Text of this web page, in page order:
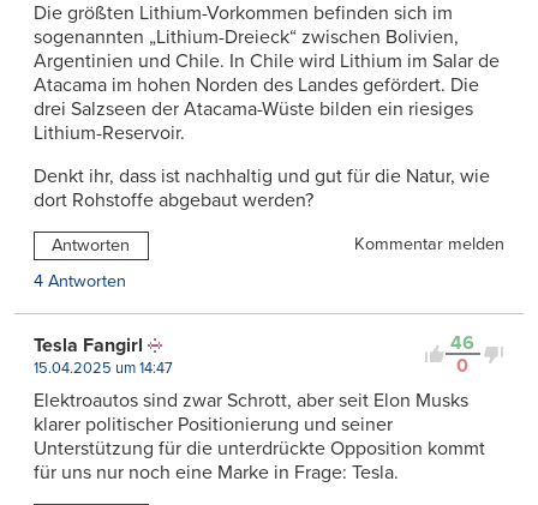
Die größten Lithium-Vorkommen befinden sich im
sogenannten „Lithium-Dreieck“ zwischen Bolivien,
Argentinien und Chile. In Chile wird Lithium im Salar de
Atacama im hohen Norden des Landes gefördert. Die
drei Salzseen der Atacama-Wüste bilden ein riesiges
Lithium-Reservoir.
Denkt ihr, dass ist nachhaltig und gut für die Natur, wie
dort Rohstoffe abgebaut werden?
Antworten
Kommentar melden
4 Antworten
46
0
Tesla Fangirl
15.04.2025 um 14:47
Elektroautos sind zwar Schrott, aber seit Elon Musks
klarer politischer Positionierung und seiner
Unterstützung für die unterdrückte Opposition kommt
für uns nur noch eine Marke in Frage: Tesla.